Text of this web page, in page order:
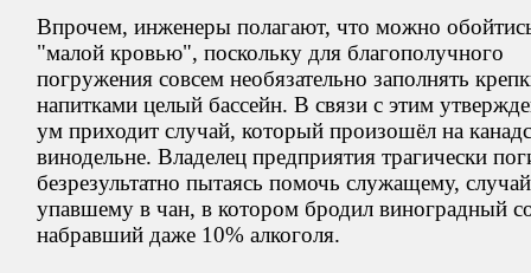
Впрочем, инженеры полагают, что можно
"малой кровью", поскольку для благополучного
погружения совсем необязательно заполнять
напитками целый бассейн. В связи с этим
ум приходит случай, который произошёл на
винодельне. Владелец предприятия трагически
безрезультатно пытаясь помочь служащему,
упавшему в чан, в котором бродил виноградный
набравший даже 10% алкоголя.